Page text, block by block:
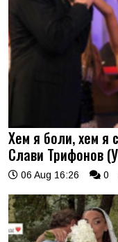
Хем я боли, хем я
Слави Трифонов
06 Aug 16:26 0